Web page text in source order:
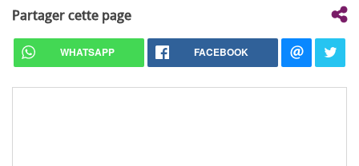
Partager cette page
WHATSAPP FACEBOOK